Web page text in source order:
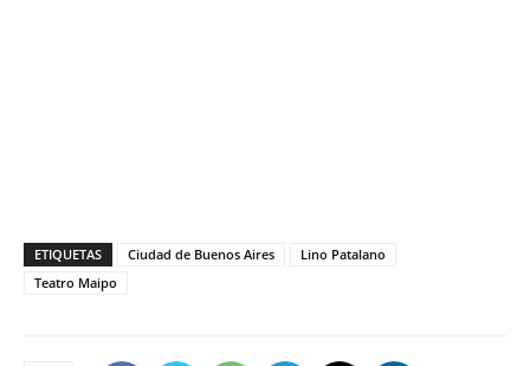
ETIQUETAS Ciudad de Buenos Aires
Lino Patalano
Teatro Maipo